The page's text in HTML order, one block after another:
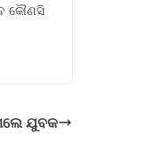
କୌଣସି
ଯୁବକ